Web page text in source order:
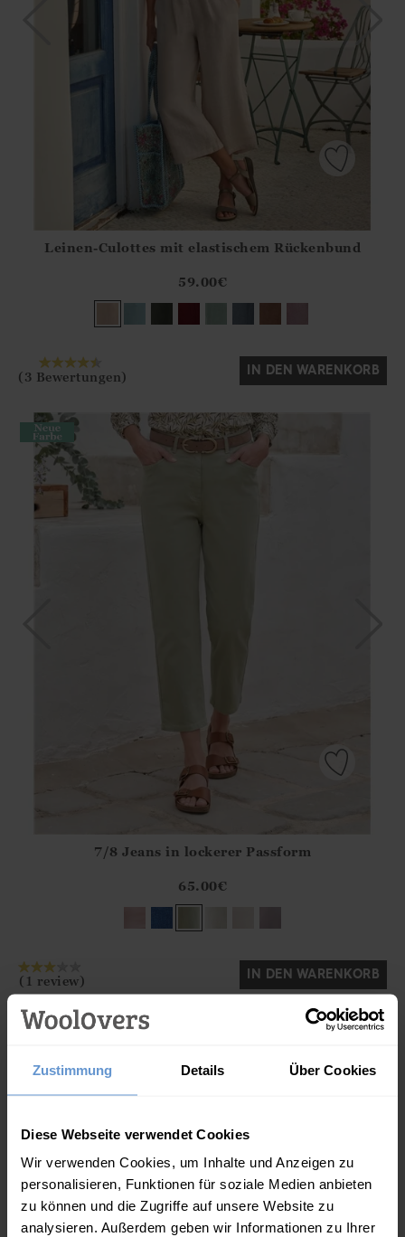
Zustimmung Details Über Cookies
Diese Webseite verwendet Cookies
Wir verwenden Cookies, um Inhalte und Anzeigen zu
personalisieren, Funktionen für soziale Medien anbieten
zu können und die Zugriffe auf unsere Website zu
analysieren. Außerdem geben wir Informationen zu Ihrer
?? ""
Ja Nein
Leinen-Culottes mit elastischem Rückenbund
59.00€
(3 Bewertungen) IN DEN WARENKORB
?? ""
Ja
7/8 Jeans in lockerer Passform
65.00€
(1 review) IN DEN WARENKORB